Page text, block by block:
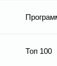
Топ 100